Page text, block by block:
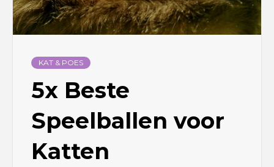
KAT & POES
5x Beste
Speelballen voor
Katten